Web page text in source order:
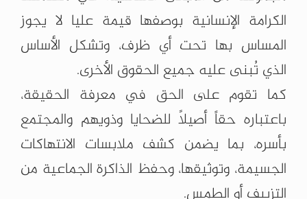
الكرامة الإنسانية بوصفها قيمة عليا لا يجوز
المساس بها تحت أي ظرف، وتشكل الأساس
الذي تُبنى عليه جميع الحقوق الأخرى.
كما تقوم على الحق في معرفة الحقيقة،
باعتباره حقاً أصيلاً للضحايا وذويهم والمجتمع
بأسره، بما يضمن كشف ملابسات الانتهاكات
الجسيمة، وتوثيقها، وحفظ الذاكرة الجماعية من